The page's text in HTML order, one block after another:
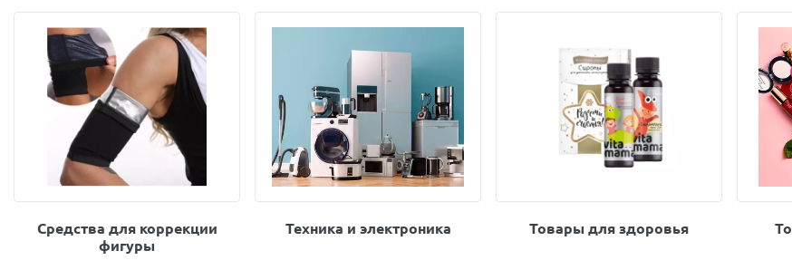
Средства для коррекции
фигуры
Техника и электроника Товары для здоровья